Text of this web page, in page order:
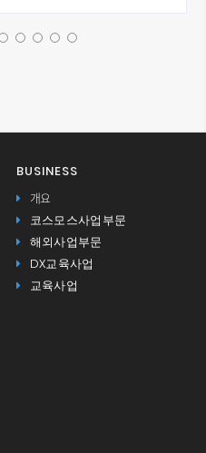
BUSINESS
개요
코스모스사업부문
해외사업부문
DX교육사업
교육사업